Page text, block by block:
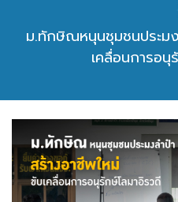
ม.ทักษิณหนุนชุมชนประม
เคลื่อนการอ